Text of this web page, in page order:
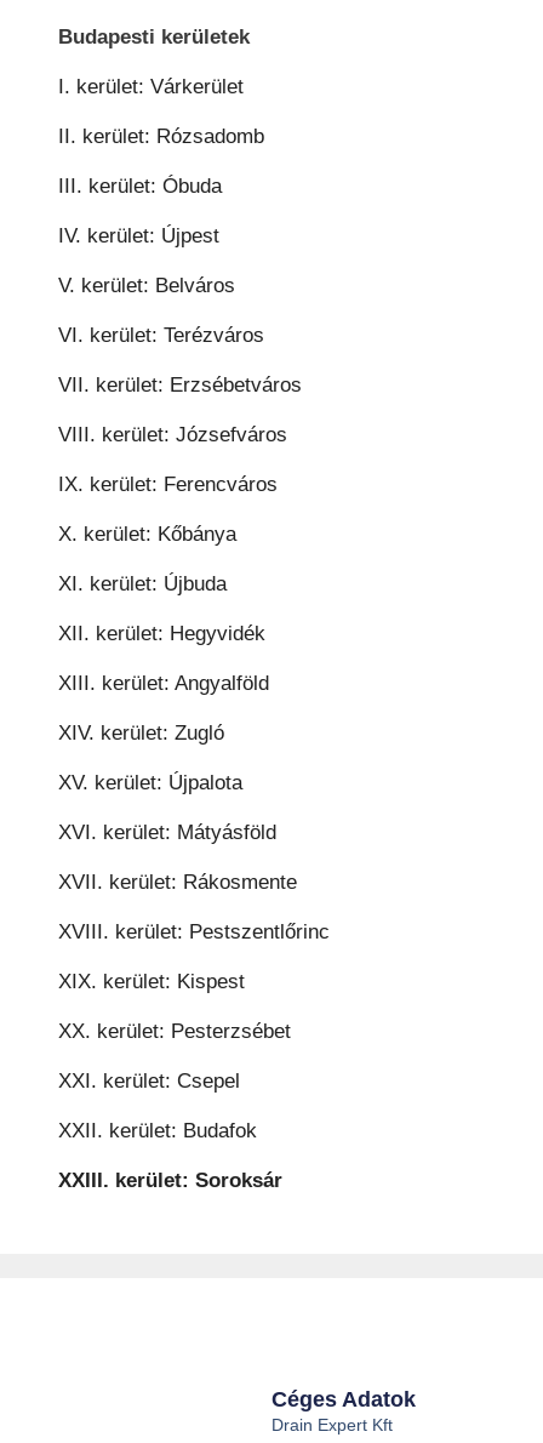
Budapesti kerületek
I. kerület: Várkerület
II. kerület: Rózsadomb
III. kerület: Óbuda
IV. kerület: Újpest
V. kerület: Belváros
VI. kerület: Terézváros
VII. kerület: Erzsébetváros
VIII. kerület: Józsefváros
IX. kerület: Ferencváros
X. kerület: Kőbánya
XI. kerület: Újbuda
XII. kerület: Hegyvidék
XIII. kerület: Angyalföld
XIV. kerület: Zugló
XV. kerület: Újpalota
XVI. kerület: Mátyásföld
XVII. kerület: Rákosmente
XVIII. kerület: Pestszentlőrinc
XIX. kerület: Kispest
XX. kerület: Pesterzsébet
XXI. kerület: Csepel
XXII. kerület: Budafok
XXIII. kerület: Soroksár
Céges Adatok
Drain Expert Kft